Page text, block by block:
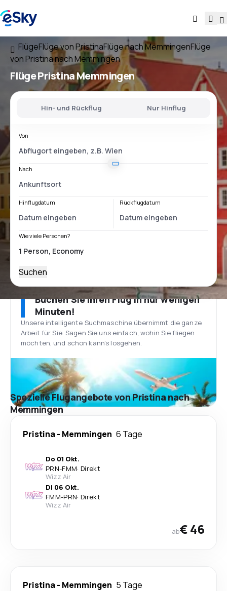
FlügeFlüge von PristinaFlüge nach MemmingenFlüge
von Pristina nach Memmingen
FlügePristina Memmingen
Hin- und Rückflug Nur Hinflug
Von
Nach
Hinflugdatum Rückflugdatum
Wie viele Personen?
Suchen
Buchen Sie Ihren Flug in nur wenigen
Minuten!
Unsere intelligente Suchmaschine übernimmt die ganze
Arbeit für Sie. Sagen Sie uns einfach, wohin Sie fliegen
möchten, und schon kann’s losgehen.
Spezielle Flugangebote von Pristina nach
Memmingen
Pristina- Memmingen 6 Tage
Do 01 Okt.
PRN-FMM· Direkt
Wizz Air
Di 06 Okt.
FMM-PRN· Direkt
Wizz Air
ab€ 46
Pristina- Memmingen 5 Tage